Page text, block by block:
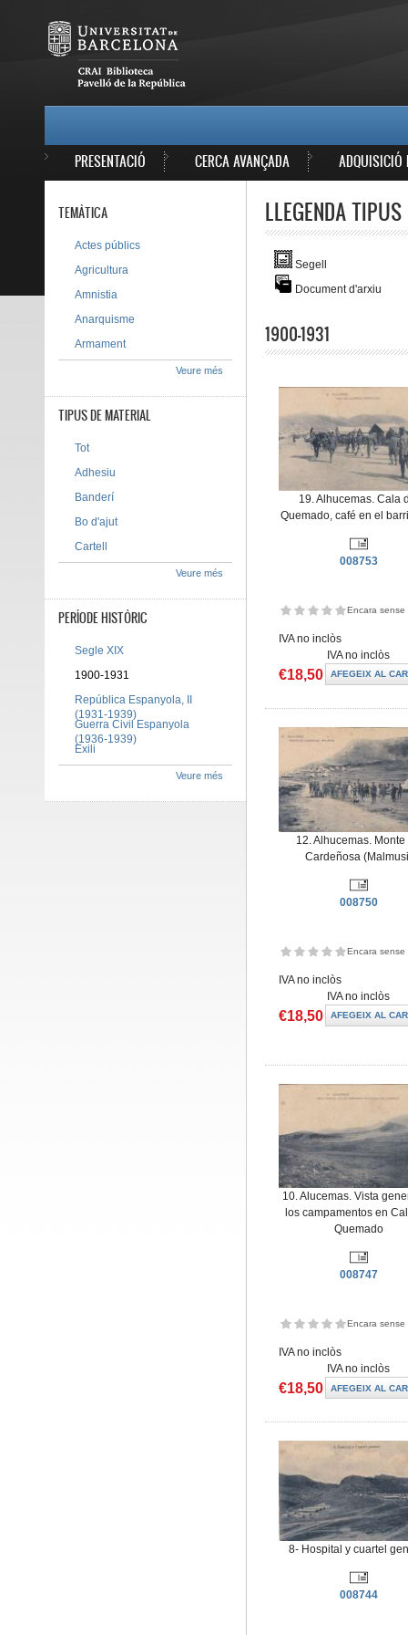
PRESENTACIÓ CERCA AVANÇADA ADQUISICIÓ
LLEGENDA
Segell
Document d'arxiu
1900-1931
19. Alhucemas. Cala
Quemado, café en el
008753
Encara sense
IVA no inclòs
IVA no inclòs
€18,50
12. Alhucemas. Monte
Cardeñosa
008750
Encara sense
IVA no inclòs
IVA no inclòs
€18,50
10. Alucemas. Vista
los campamentos en
Quemado
008747
Encara sense
IVA no inclòs
IVA no inclòs
€18,50
8- Hospital y cuartel
008744
TEMÀTICA
Actes públics
Agricultura
Amnistia
Anarquisme
Armament
Veure més
TIPUS DE MATERIAL
Tot
Adhesiu
Banderí
Bo d'ajut
Cartell
Veure més
PERÍODE HISTÒRIC
Segle XIX
1900-1931
República Espanyola, II
(1931-1939)
Guerra Civil Espanyola
(1936-1939)
Exili
Veure més